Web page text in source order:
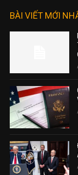
BÀI VIẾT MỚI